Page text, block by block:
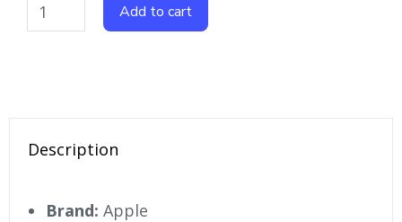
Add to cart
Description
Brand: Apple